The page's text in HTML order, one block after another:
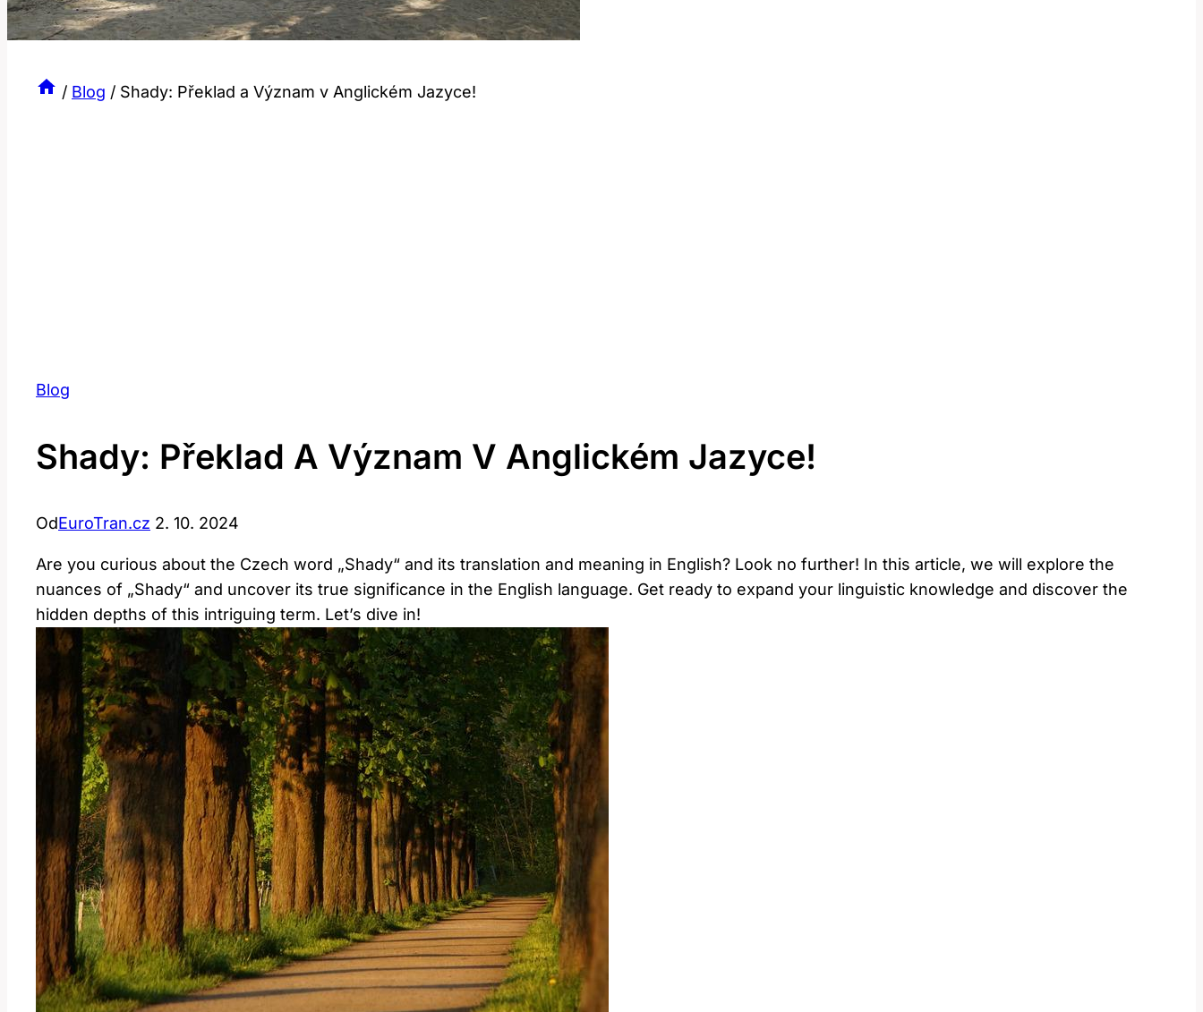
/ Blog / Shady: Překlad a Význam v Anglickém Jazyce!
Blog
Shady: Překlad A Význam V Anglickém Jazyce!
OdEuroTran.cz 2. 10. 2024
Are you curious about the Czech word „Shady“ and its translation and meaning in English? Look no further! In this article, we will explore the
nuances of „Shady“ and uncover its true significance in the English language. Get ready to expand your linguistic knowledge and discover the
hidden depths of this intriguing term. Let’s dive in!